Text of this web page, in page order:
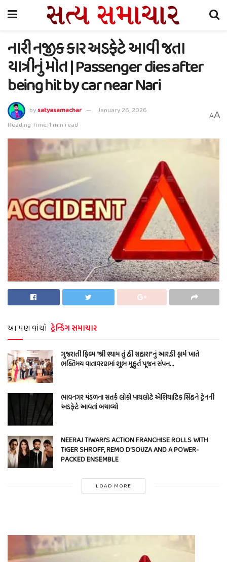
નારી નજીક કાર અડફેટે આવી જતા
યાત્રીનું મોત | Passenger dies after
being hit by car near Nari
bysatyasamachar
January 26, 2026
Reading Time: 1 min read
AA
આ પણ વાંચો ટ્રેન્ડિંગ સમાચાર
ગુજરાતી ફિલ્મ “શ્રી શ્યામ તું હી સહારા”નું આર.ડી ફાર્મ ખાતે
ભક્તિમય વાતાવરણમાં શુભ મુહૂર્ત પૂજન સંપન…
ભાવનગર મંડળના સતર્ક લોકો પાયલોટે એશિયાટિક સિંહને ટ્રેનની
અડફેટે આવતાં બચાવ્યો
NEERAJ TIWARI’S ACTION FRANCHISE ROLLS WITH
TIGER SHROFF, REMO D’SOUZA AND A POWER-
PACKED ENSEMBLE
LOAD MORE